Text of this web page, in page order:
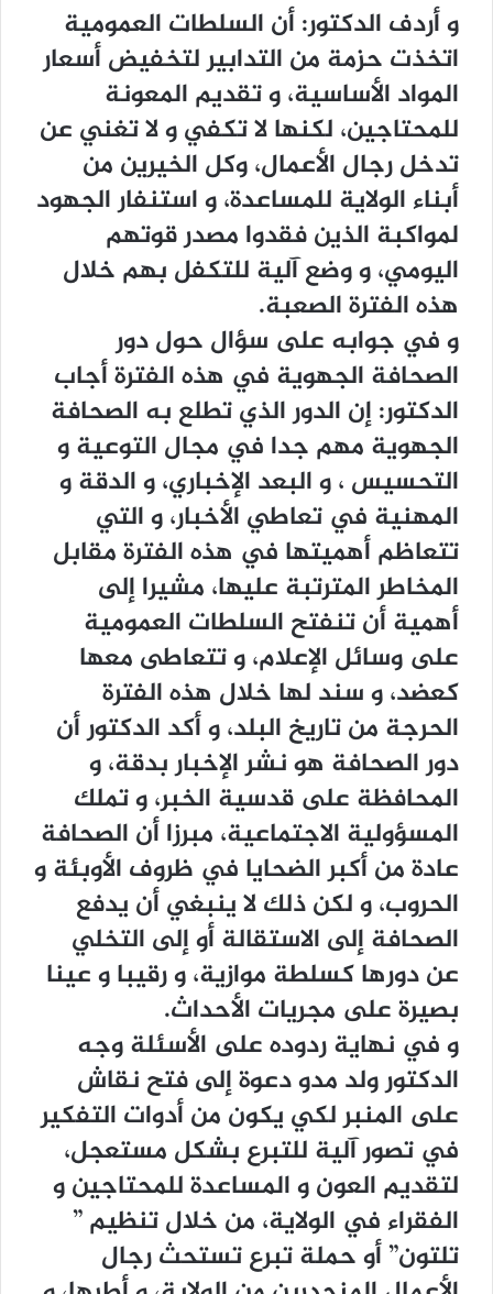
و أردف الدكتور: أن السلطات العمومية
اتخذت حزمة من التدابير لتخفيض أسعار
المواد الأساسية، و تقديم المعونة
للمحتاجين، لكنها لا تكفي و لا تغني عن
تدخل رجال الأعمال، وكل الخيرين من
أبناء الولاية للمساعدة، و استنفار الجهود
لمواكبة الذين فقدوا مصدر قوتهم
اليومي، و وضع آلية للتكفل بهم خلال
هذه الفترة الصعبة.
و في جوابه على سؤال حول دور
الصحافة الجهوية في هذه الفترة أجاب
الدكتور: إن الدور الذي تطلع به الصحافة
الجهوية مهم جدا في مجال التوعية و
التحسيس ، و البعد الإخباري، و الدقة و
المهنية في تعاطي الأخبار، و التي
تتعاظم أهميتها في هذه الفترة مقابل
المخاطر المترتبة عليها، مشيرا إلى
أهمية أن تنفتح السلطات العمومية
على وسائل الإعلام، و تتعاطى معها
كعضد، و سند لها خلال هذه الفترة
الحرجة من تاريخ البلد، و أكد الدكتور أن
دور الصحافة هو نشر الإخبار بدقة، و
المحافظة على قدسية الخبر، و تملك
المسؤولية الاجتماعية، مبرزا أن الصحافة
عادة من أكبر الضحايا في ظروف الأوبئة و
الحروب، و لكن ذلك لا ينبغي أن يدفع
الصحافة إلى الاستقالة أو إلى التخلي
عن دورها كسلطة موازية، و رقيبا و عينا
بصيرة على مجريات الأحداث.
و في نهاية ردوده على الأسئلة وجه
الدكتور ولد مدو دعوة إلى فتح نقاش
على المنبر لكي يكون من أدوات التفكير
في تصور آلية للتبرع بشكل مستعجل،
لتقديم العون و المساعدة للمحتاجين و
الفقراء في الولاية، من خلال تنظيم ”
تلتون” أو حملة تبرع تستحث رجال